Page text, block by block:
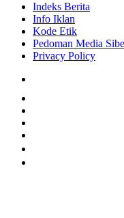
Indeks Berita
Info Iklan
Kode Etik
Pedoman Media
Privacy Policy